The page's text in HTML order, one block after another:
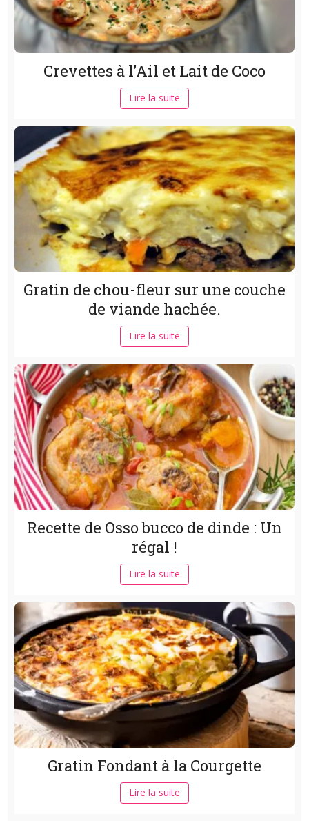
Crevettes à l’Ail et Lait de Coco
Lire la suite
Gratin de chou-fleur sur une couche
de viande hachée.
Lire la suite
Recette de Osso bucco de dinde : Un
régal !
Lire la suite
Gratin Fondant à la Courgette
Lire la suite